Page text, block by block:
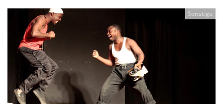
Sonstige